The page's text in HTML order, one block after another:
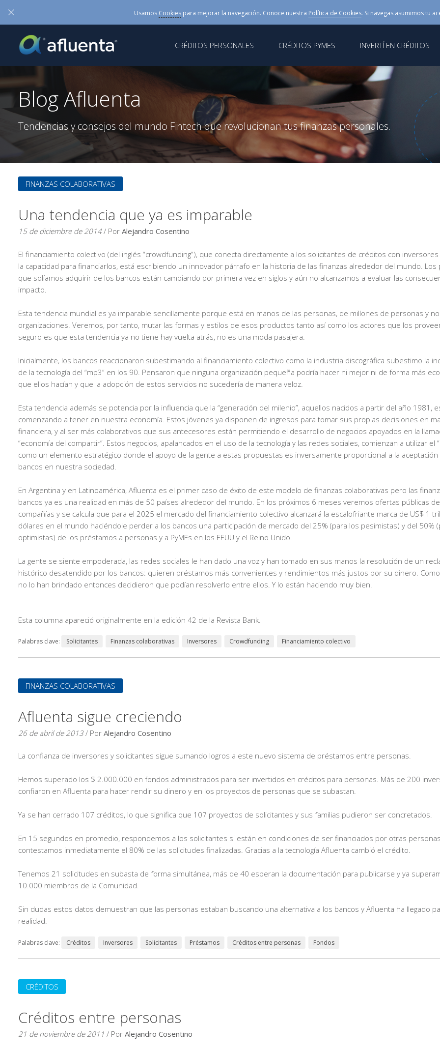
× Usamos Cookiespara mejorar la navegación. Conoce nuestra Política de Cookies. Si navegas asumimos tu
CRÉDITOS PERSONALES CRÉDITOS PYMES INVERTÍ EN CRÉDITOS
Blog Afluenta
Tendencias y consejos del mundo Fintech que revolucionan tus finanzas personales.
FINANZAS COLABORATIVAS
Una tendencia que ya es imparable
15 de diciembre de 2014 / Por Alejandro Cosentino
El financiamiento colectivo (del inglés “crowdfunding”), que conecta directamente a los solicitantes de créditos con
la capacidad para financiarlos, está escribiendo un innovador párrafo en la historia de las finanzas alrededor del mundo. Los
que solíamos adquirir de los bancos están cambiando por primera vez en siglos y aún no alcanzamos a evaluar las
impacto.
Esta tendencia mundial es ya imparable sencillamente porque está en manos de las personas, de millones de personas y
organizaciones. Veremos, por tanto, mutar las formas y estilos de esos productos tanto así como los actores que los
seguro es que esta tendencia ya no tiene hay vuelta atrás, no es una moda pasajera.
Inicialmente, los bancos reaccionaron subestimando al financiamiento colectivo como la industria discográfica subestimo la
de la tecnología del “mp3” en los 90. Pensaron que ninguna organización pequeña podría hacer ni mejor ni de forma más
que ellos hacían y que la adopción de estos servicios no sucedería de manera veloz.
Esta tendencia además se potencia por la influencia que la “generación del milenio”, aquellos nacidos a partir del año 1981,
comenzando a tener en nuestra economía. Estos jóvenes ya disponen de ingresos para tomar sus propias decisiones en
financiera, y al ser más colaborativos que sus antecesores están permitiendo el desarrollo de negocios apoyados en la
“economía del compartir”. Estos negocios, apalancados en el uso de la tecnología y las redes sociales, comienzan a utilizar el
como un elemento estratégico donde el apoyo de la gente a estas propuestas es inversamente proporcional a la aceptación
bancos en nuestra sociedad.
En Argentina y en Latinoamérica, Afluenta es el primer caso de éxito de este modelo de finanzas colaborativas pero las
bancos ya es una realidad en más de 50 países alrededor del mundo. En los próximos 6 meses veremos ofertas públicas
compañías y se calcula que para el 2025 el mercado del financiamiento colectivo alcanzará la escalofriante marca de US$ 1
dólares en el mundo haciéndole perder a los bancos una participación de mercado del 25% (para los pesimistas) y del 50%
optimistas) de los préstamos a personas y a PyMEs en los EEUU y el Reino Unido.
La gente se siente empoderada, las redes sociales le han dado una voz y han tomado en sus manos la resolución de un
histórico desatendido por los bancos: quieren préstamos más convenientes y rendimientos más justos por su dinero.
no lo han brindado entonces decidieron que podían resolverlo entre ellos. Y lo están haciendo muy bien.
Esta columna apareció originalmente en la edición 42 de la Revista Bank.
Palabras clave: Solicitantes Finanzas colaborativas Inversores Crowdfunding Financiamiento colectivo
FINANZAS COLABORATIVAS
Afluenta sigue creciendo
26 de abril de 2013/ Por Alejandro Cosentino
La confianza de inversores y solicitantes sigue sumando logros a este nuevo sistema de préstamos entre personas.
Hemos superado los $ 2.000.000 en fondos administrados para ser invertidos en créditos para personas. Más de 200
confiaron en Afluenta para hacer rendir su dinero y en los proyectos de personas que se subastan.
Ya se han cerrado 107 créditos, lo que significa que 107 proyectos de solicitantes y sus familias pudieron ser concretados.
En 15 segundos en promedio, respondemos a los solicitantes si están en condiciones de ser financiados por otras
contestamos inmediatamente el 80% de las solicitudes finalizadas. Gracias a la tecnología Afluenta cambió el crédito.
Tenemos 21 solicitudes en subasta de forma simultánea, más de 40 esperan la documentación para publicarse y ya
10.000 miembros de la Comunidad.
Sin dudas estos datos demuestran que las personas estaban buscando una alternativa a los bancos y Afluenta ha llegado
realidad.
Palabras clave: Créditos Inversores Solicitantes Préstamos Créditos entre personas Fondos
CRÉDITOS
Créditos entre personas
21 de noviembre de 2011 / Por Alejandro Cosentino